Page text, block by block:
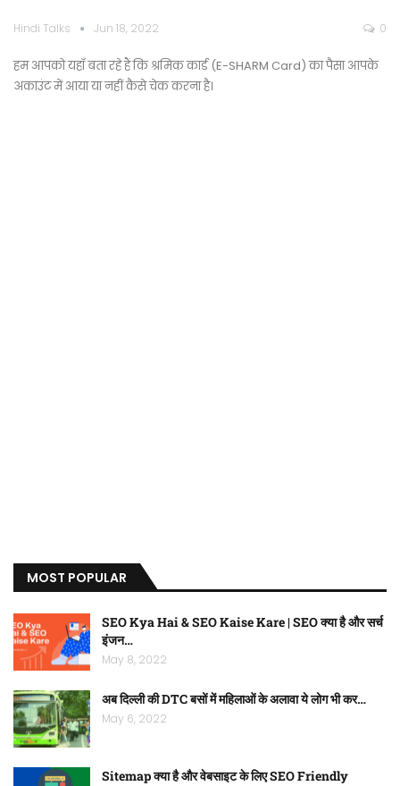
Hindi Talks Jun 18, 2022 0
हम आपको यहाँ बता रहे हैं कि श्रमिक कार्ड (E-SHARM Card) का पैसा आपके
अकाउंट में आया या नहीं कैसे चेक करना है।
MOST POPULAR
SEO Kya Hai & SEO Kaise Kare | SEO क्या है और सर्च
इंजन…
May 8, 2022
अब दिल्ली की DTC बसों में महिलाओं के अलावा ये लोग भी कर…
May 6, 2022
Sitemap क्या है और वेबसाइट के लिए SEO Friendly